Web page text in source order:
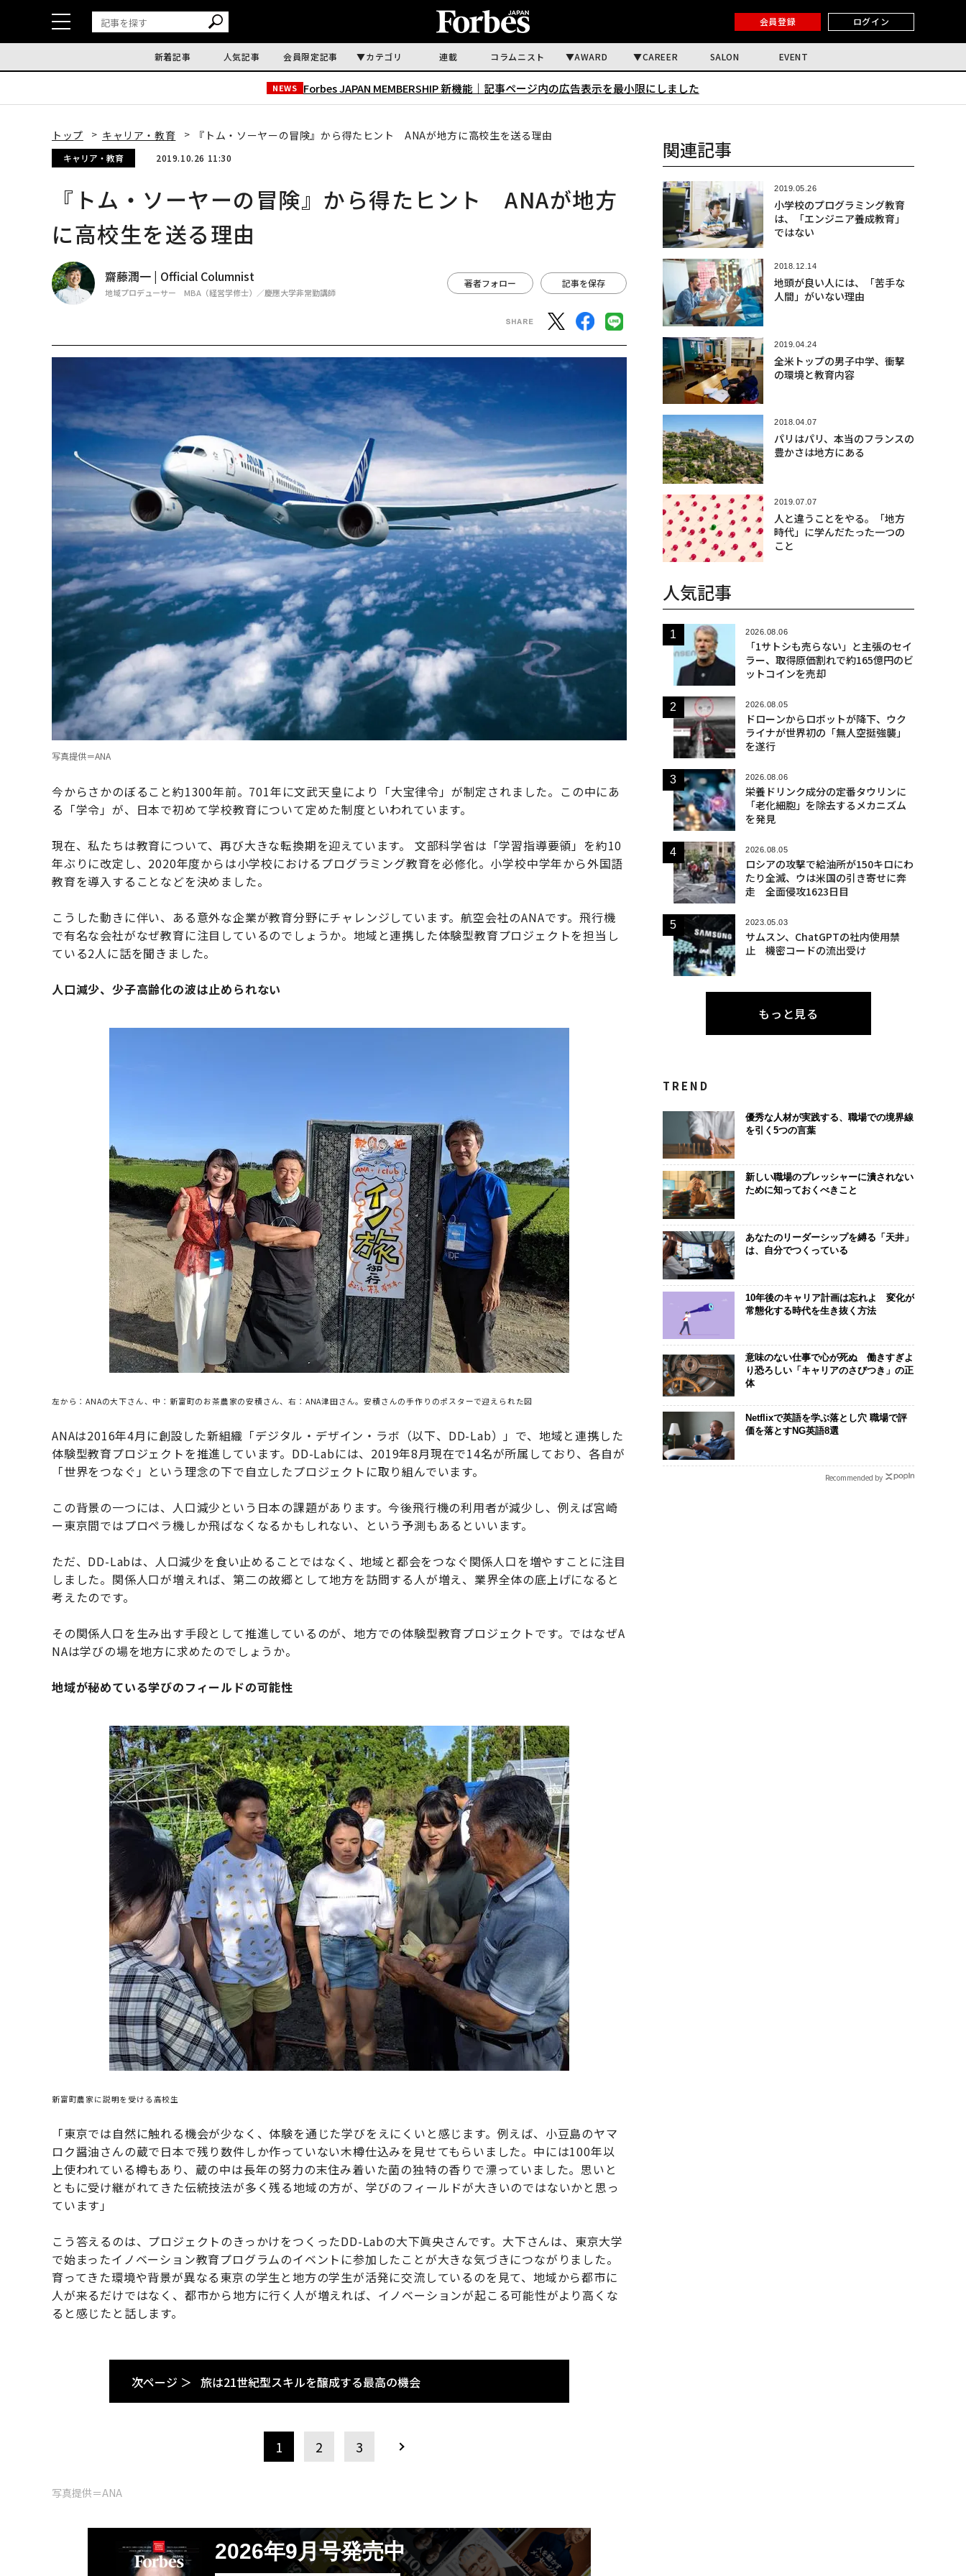
会員登録 ログイン
新着記事 人気記事 会員限定記事 カテゴリ 連載 コラムニスト AWARD CAREER SALON EVENT
NEWS Forbes JAPAN MEMBERSHIP 新機能｜ 記事ページ内の広告表示を最小限にしました
トップ キャリア・教育 『トム・ソーヤーの冒険』から得たヒント ANAが地方に高校生を送る理由
キャリア・教育 2019.10.26 11:30
『トム・ソーヤーの冒険』から得たヒント ANAが地方
に高校生を送る理由
齋藤潤一 | Official Columnist
地域プロデューサー MBA（経営学修士）／慶應大学非常勤講師
著者フォロー 記事を保存
写真提供＝ANA
今からさかのぼること約1300年前。701年に文武天皇により「大宝律令」が制定されました。この中にあ
る「学令」が、日本で初めて学校教育について定めた制度といわれています。
現在、私たちは教育について、再び大きな転換期を迎えています。 文部科学省は「学習指導要領」を約10
年ぶりに改定し、2020年度からは小学校におけるプログラミング教育を必修化。小学校中学年から外国語
教育を導入することなどを決めました。
こうした動きに伴い、ある意外な企業が教育分野にチャレンジしています。航空会社のANAです。飛行機
で有名な会社がなぜ教育に注目しているのでしょうか。地域と連携した体験型教育プロジェクトを担当し
ている2人に話を聞きました。
人口減少、少子高齢化の波は止められない
左から：ANAの大下さん、中：新富町のお茶農家の安積さん、右：ANA津田さん。安積さんの手作りのポスターで迎えられた図
ANAは2016年4月に創設した新組織「デジタル・デザイン・ラボ（以下、DD-Lab）」で、地域と連携した
体験型教育プロジェクトを推進しています。DD-Labには、2019年8月現在で14名が所属しており、各自が
「世界をつなぐ」という理念の下で自立したプロジェクトに取り組んでいます。
この背景の一つには、人口減少という日本の課題があります。今後飛行機の利用者が減少し、例えば宮崎
ー東京間ではプロペラ機しか飛ばなくなるかもしれない、という予測もあるといいます。
ただ、DD-Labは、人口減少を食い止めることではなく、地域と都会をつなぐ関係人口を増やすことに注目
しました。関係人口が増えれば、第二の故郷として地方を訪問する人が増え、業界全体の底上げになると
考えたのです。
その関係人口を生み出す手段として推進しているのが、地方での体験型教育プロジェクトです。ではなぜA
NAは学びの場を地方に求めたのでしょうか。
地域が秘めている学びのフィールドの可能性
新富町農家に説明を受ける高校生
「東京では自然に触れる機会が少なく、体験を通じた学びをえにくいと感じます。例えば、小豆島のヤマ
ロク醤油さんの蔵で日本で残り数件しか作っていない木樽仕込みを見せてもらいました。中には100年以
上使われている樽もあり、蔵の中は長年の努力の末住み着いた菌の独特の香りで漂っていました。思いと
ともに受け継がれてきた伝統技法が多く残る地域の方が、学びのフィールドが大きいのではないかと思っ
ています」
こう答えるのは、プロジェクトのきっかけをつくったDD-Labの大下眞央さんです。大下さんは、東京大学
で始まったイノベーション教育プログラムのイベントに参加したことが大きな気づきにつながりました。
育ってきた環境や背景が異なる東京の学生と地方の学生が活発に交流しているのを見て、地域から都市に
人が来るだけではなく、都市から地方に行く人が増えれば、イノベーションが起こる可能性がより高くな
ると感じたと話します。
次ページ ＞ 旅は21世紀型スキルを醸成する最高の機会
1 2 3
写真提供＝ANA
2026年9月号発売中
関連記事
2019.05.26
小学校のプログラミング教育
は、「エンジニア養成教育」
ではない
2018.12.14
地頭が良い人には、「苦手な
人間」がいない理由
2019.04.24
全米トップの男子中学、衝撃
の環境と教育内容
2018.04.07
パリはパリ、本当のフランスの
豊かさは地方にある
2019.07.07
人と違うことをやる。「地方
時代」に学んだたった一つの
こと
人気記事
2026.08.06
「1サトシも売らない」と主張のセイ
ラー、取得原価割れで約165億円のビ
ットコインを売却
2026.08.05
ドローンからロボットが降下、ウク
ライナが世界初の「無人空挺強襲」
を遂行
2026.08.06
栄養ドリンク成分の定番タウリンに
「老化細胞」を除去するメカニズム
を発見
2026.08.05
ロシアの攻撃で給油所が150キロにわ
たり全滅、ウは米国の引き寄せに奔
走 全面侵攻1623日目
2023.05.03
サムスン、ChatGPTの社内使用禁
止 機密コードの流出受け
もっと見る
TREND
優秀な人材が実践する、職場での境界線
を引く5つの言葉
新しい職場のプレッシャーに潰されない
ために知っておくべきこと
あなたのリーダーシップを縛る「天井」
は、自分でつくっている
10年後のキャリア計画は忘れよ 変化が
常態化する時代を生き抜く方法
意味のない仕事で心が死ぬ 働きすぎよ
り恐ろしい「キャリアのさびつき」の正
体
Netflixで英語を学ぶ落とし穴 職場で評
価を落とすNG英語8選
Recommended by